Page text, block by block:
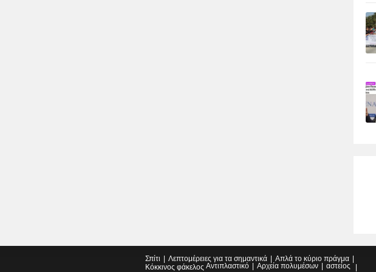
Σπίτι Λεπτομέρειες για τα σημαντικά
Απλά το κύριο πράγμα
Κόκκινος φάκελος Αντιπλαστικό Αρχεία πολυμέσων
αστείος